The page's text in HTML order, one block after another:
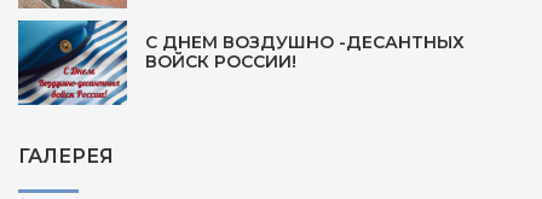
С ДНЕМ ВОЗДУШНО -ДЕСАНТНЫХ
ВОЙСК РОССИИ!
ГАЛЕРЕЯ